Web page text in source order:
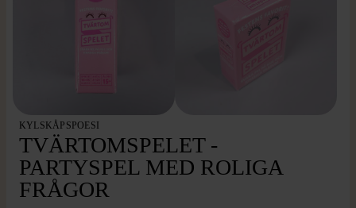
KYLSKÅPSPOESI
TVÄRTOMSPELET -
PARTYSPEL MED ROLIGA
FRÅGOR